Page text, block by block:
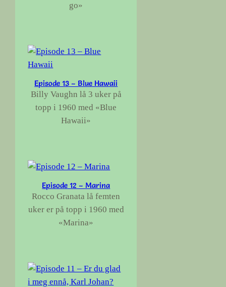
go»
Episode 13 – Blue Hawaii
Billy Vaughn lå 3 uker på
topp i 1960 med «Blue
Hawaii»
Episode 12 – Marina
Rocco Granata lå femten
uker er på topp i 1960 med
«Marina»